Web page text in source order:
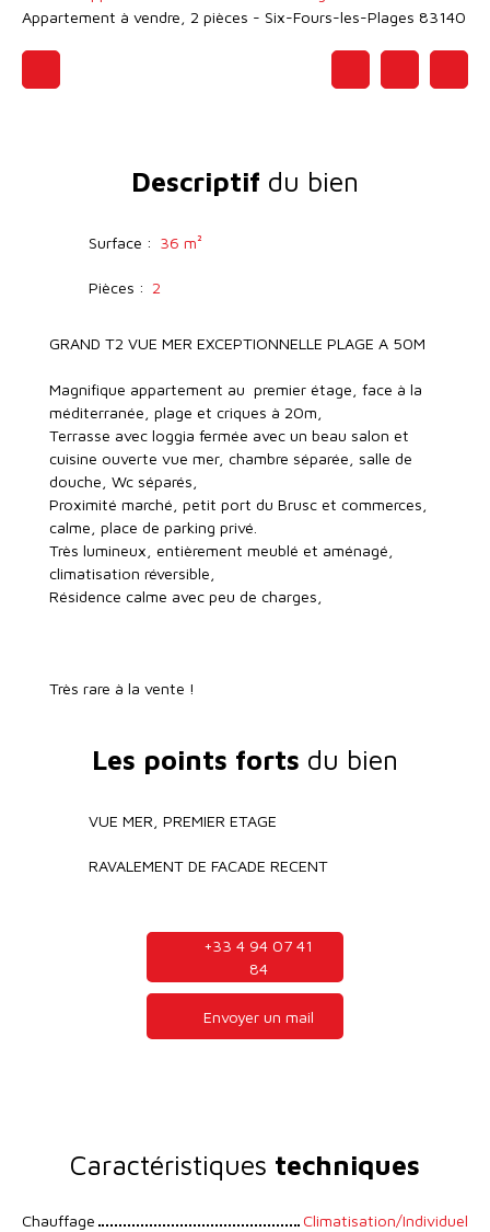
Appartement à vendre, 2 pièces - Six-Fours-les-Plages 83140
Descriptif du bien
Surface : 36 m²
Pièces : 2
GRAND T2 VUE MER EXCEPTIONNELLE PLAGE A 50M
Magnifique appartement au premier étage, face à la
méditerranée, plage et criques à 20m,
Terrasse avec loggia fermée avec un beau salon et
cuisine ouverte vue mer, chambre séparée, salle de
douche, Wc séparés,
Proximité marché, petit port du Brusc et commerces,
calme, place de parking privé.
Très lumineux, entièrement meublé et aménagé,
climatisation réversible,
Résidence calme avec peu de charges,
Très rare à la vente !
Les points forts du bien
VUE MER, PREMIER ETAGE
RAVALEMENT DE FACADE RECENT
+33 4 94 07 41
84
Envoyer un mail
Caractéristiques techniques
Chauffage
Climatisation/Individuel